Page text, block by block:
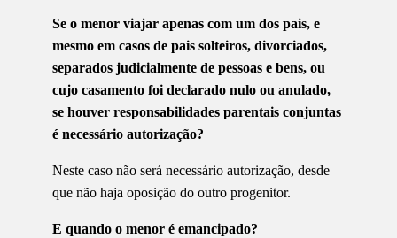
Se o menor viajar apenas com um dos pais, e
mesmo em casos de pais solteiros, divorciados,
separados judicialmente de pessoas e bens, ou
cujo casamento foi declarado nulo ou anulado,
se houver responsabilidades parentais conjuntas
é necessário autorização?
Neste caso não será necessário autorização, desde
que não haja oposição do outro progenitor.
E quando o menor é emancipado?